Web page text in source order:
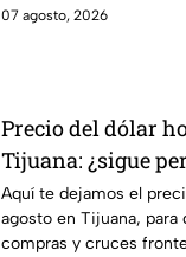
07 agosto, 2026
Precio del dólar
Tijuana: ¿sigue
viernes?
Aquí te dejamos el
agosto en Tijuana,
compras y cruces